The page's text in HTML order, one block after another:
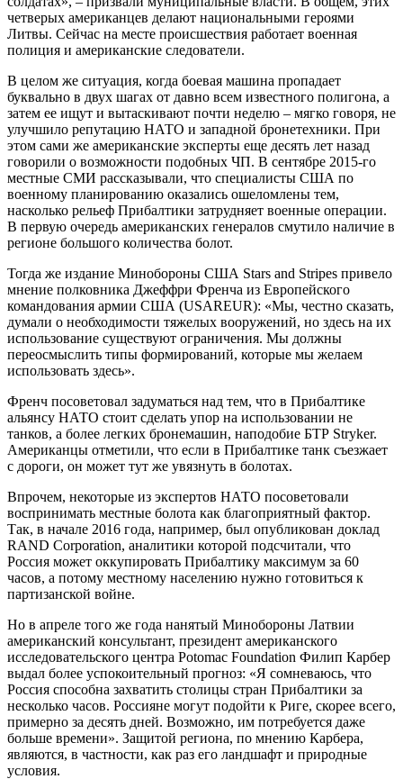
четверых американцев делают национальными героями
Литвы. Сейчас на месте происшествия работает военная
полиция и американские следователи.
В целом же ситуация, когда боевая машина пропадает
буквально в двух шагах от давно всем известного полигона, а
затем ее ищут и вытаскивают почти неделю – мягко говоря, не
улучшило репутацию НАТО и западной бронетехники. При
этом сами же американские эксперты еще десять лет назад
говорили о возможности подобных ЧП. В сентябре 2015-го
местные СМИ рассказывали, что специалисты США по
военному планированию оказались ошеломлены тем,
насколько рельеф Прибалтики затрудняет военные операции.
В первую очередь американских генералов смутило наличие в
регионе большого количества болот.
Тогда же издание Минобороны США Stars and Stripes привело
мнение полковника Джеффри Френча из Европейского
командования армии США (USAREUR): «Мы, честно сказать,
думали о необходимости тяжелых вооружений, но здесь на их
использование существуют ограничения. Мы должны
переосмыслить типы формирований, которые мы желаем
использовать здесь».
Френч посоветовал задуматься над тем, что в Прибалтике
альянсу НАТО стоит сделать упор на использовании не
танков, а более легких бронемашин, наподобие БТР Stryker.
Американцы отметили, что если в Прибалтике танк съезжает
с дороги, он может тут же увязнуть в болотах.
Впрочем, некоторые из экспертов НАТО посоветовали
воспринимать местные болота как благоприятный фактор.
Так, в начале 2016 года, например, был опубликован доклад
RAND Corporation, аналитики которой подсчитали, что
Россия может оккупировать Прибалтику максимум за 60
часов, а потому местному населению нужно готовиться к
партизанской войне.
Но в апреле того же года нанятый Минобороны Латвии
американский консультант, президент американского
исследовательского центра Potomac Foundation Филип Карбер
выдал более успокоительный прогноз: «Я сомневаюсь, что
Россия способна захватить столицы стран Прибалтики за
несколько часов. Россияне могут подойти к Риге, скорее всего,
примерно за десять дней. Возможно, им потребуется даже
больше времени». Защитой региона, по мнению Карбера,
являются, в частности, как раз его ландшафт и природные
условия.